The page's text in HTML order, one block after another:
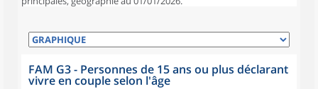
FAM G3 - Personnes de 15 ans ou plus déclarant
vivre en couple selon l'âge